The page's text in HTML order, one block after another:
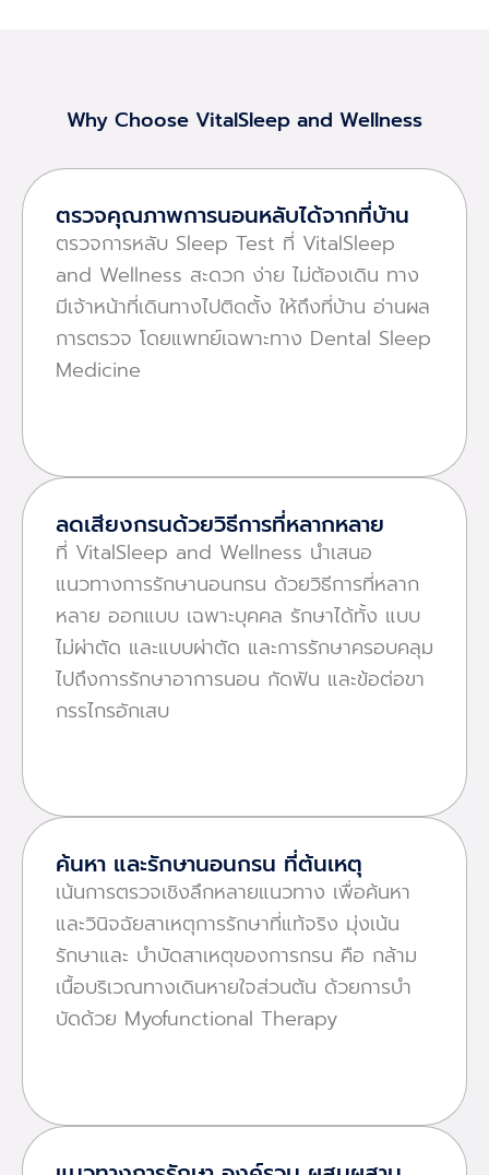
Why Choose VitalSleep and Wellness
ตรวจคุณภาพการนอนหลับได้จากที่บ้าน
ตรวจการหลับ Sleep Test ที่ VitalSleep
and Wellness สะดวก ง่าย ไม่ต้องเดิน ทาง
มีเจ้าหน้าที่เดินทางไปติดตั้ง ให้ถึงที่บ้าน อ่านผล
การตรวจ โดยแพทย์เฉพาะทาง Dental Sleep
Medicine
ลดเสียงกรนด้วยวิธีการที่หลากหลาย
ที่ VitalSleep and Wellness นําเสนอ
แนวทางการรักษานอนกรน ด้วยวิธีการที่หลาก
หลาย ออกแบบ เฉพาะบุคคล รักษาได้ทั้ง แบบ
ไม่ผ่าตัด และแบบผ่าตัด และการรักษาครอบคลุม
ไปถึงการรักษาอาการนอน กัดฟัน และข้อต่อขา
กรรไกรอักเสบ
ค้นหา และรักษานอนกรน ที่ต้นเหตุ
เน้นการตรวจเชิงลึกหลายแนวทาง เพื่อค้นหา
และวินิจฉัยสาเหตุการรักษาที่แท้จริง มุ่งเน้น
รักษาและ บําบัดสาเหตุของการกรน คือ กล้าม
เนื้อบริเวณทางเดินหายใจส่วนต้น ด้วยการบํา
บัดด้วย Myofunctional Therapy